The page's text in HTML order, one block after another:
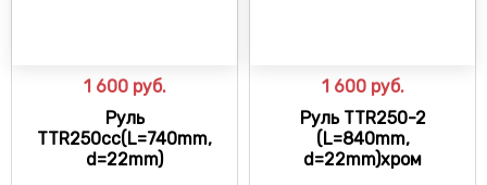
1 600 руб.
Руль
TTR250cc(L=740mm,
d=22mm)
1 600 руб.
Руль TTR250-2
(L=840mm,
d=22mm)хром